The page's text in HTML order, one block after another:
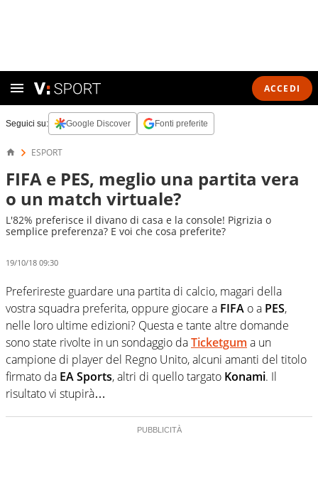
ACCEDI
Seguici su: Google Discover Fonti preferite
ESPORT
FIFA e PES, meglio una partita vera
o un match virtuale?
L'82% preferisce il divano di casa e la console! Pigrizia o
semplice preferenza? E voi che cosa preferite?
19/10/18 09:30
Preferireste guardare una partita di calcio, magari della
vostra squadra preferita, oppure giocare a FIFA o a PES,
nelle loro ultime edizioni? Questa e tante altre domande
sono state rivolte in un sondaggio daTicketgum a un
campione di player del Regno Unito, alcuni amanti del titolo
firmato da EA Sports, altri di quello targato Konami. Il
risultato vi stupirà…